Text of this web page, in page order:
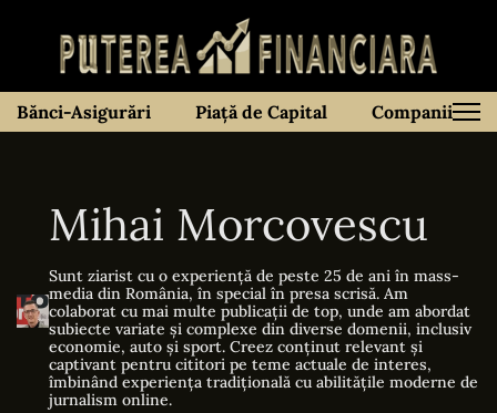
Bănci-Asigurări Piață de Capital Companii
Mihai Morcovescu
Sunt ziarist cu o experiență de peste 25 de ani în mass-
media din România, în special în presa scrisă. Am
colaborat cu mai multe publicații de top, unde am abordat
subiecte variate și complexe din diverse domenii, inclusiv
economie, auto și sport. Creez conținut relevant și
captivant pentru cititori pe teme actuale de interes,
îmbinând experiența tradițională cu abilitățile moderne de
jurnalism online.